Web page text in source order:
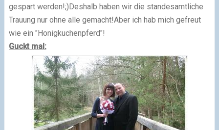
gespart werden!;)Deshalb haben wir die standesamtliche
Trauung nur ohne alle gemacht!Aber ich hab mich gefreut
wie ein "Honigkuchenpferd"!
Guckt mal: